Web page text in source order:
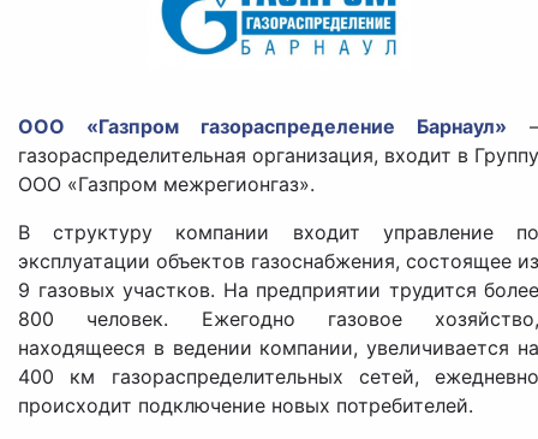
ООО «Газпром газораспределение Барнаул» –
газораспределительная организация, входит в Группу
ООО «Газпром межрегионгаз».
В структуру компании входит управление по
эксплуатации объектов газоснабжения, состоящее из
9 газовых участков. На предприятии трудится более
800 человек. Ежегодно газовое хозяйство,
находящееся в ведении компании, увеличивается на
400 км газораспределительных сетей, ежедневно
происходит подключение новых потребителей.